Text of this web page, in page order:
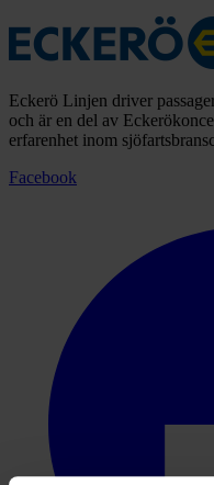
Eckerö Linjen driver
och är en del av
erfarenhet inom
Facebook